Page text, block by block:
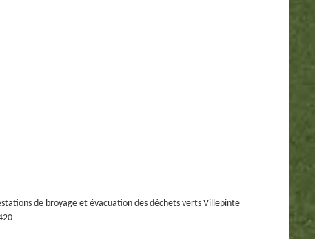
de broyage et évacuation des déchets verts Villepinte